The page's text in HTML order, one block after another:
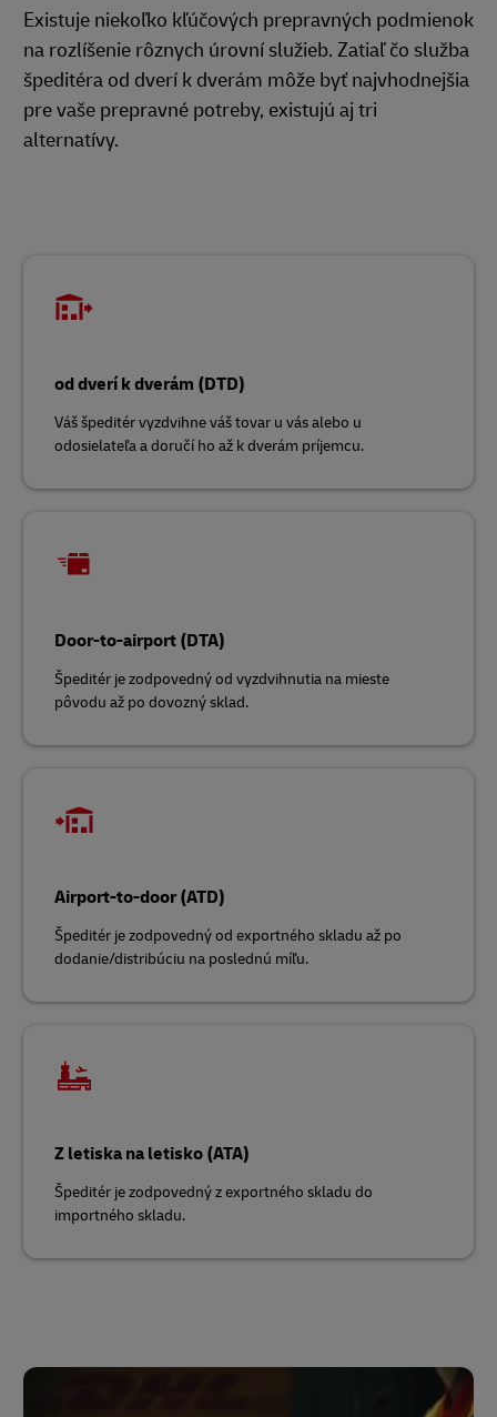
Existuje niekoľko kľúčových prepravných podmienok
na rozlíšenie rôznych úrovní služieb. Zatiaľ čo služba
špeditéra od dverí k dverám môže byť najvhodnejšia
pre vaše prepravné potreby, existujú aj tri
alternatívy.
od dverí k dverám (DTD)
Váš špeditér vyzdvihne váš tovar u vás alebo u
odosielateľa a doručí ho až k dverám príjemcu.
Door-to-airport (DTA)
Špeditér je zodpovedný od vyzdvihnutia na mieste
pôvodu až po dovozný sklad.
Airport-to-door (ATD)
Špeditér je zodpovedný od exportného skladu až po
dodanie/distribúciu na poslednú míľu.
Z letiska na letisko (ATA)
Špeditér je zodpovedný z exportného skladu do
importného skladu.